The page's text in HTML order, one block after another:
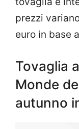
prezzi
euro in base
Tovaglia
Monde
autunno